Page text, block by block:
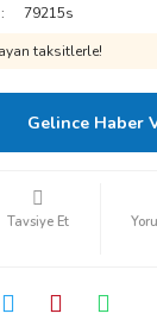
79215s
taksitlerle!
Gelince Haber
Tavsiye Et